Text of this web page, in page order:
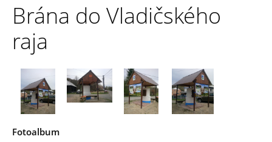
Brána do Vladičského
raja
Fotoalbum